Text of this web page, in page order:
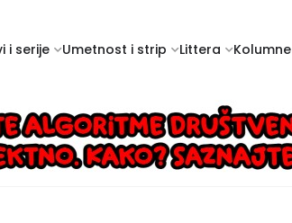
i serije Umetnost i strip Littera Kolumne